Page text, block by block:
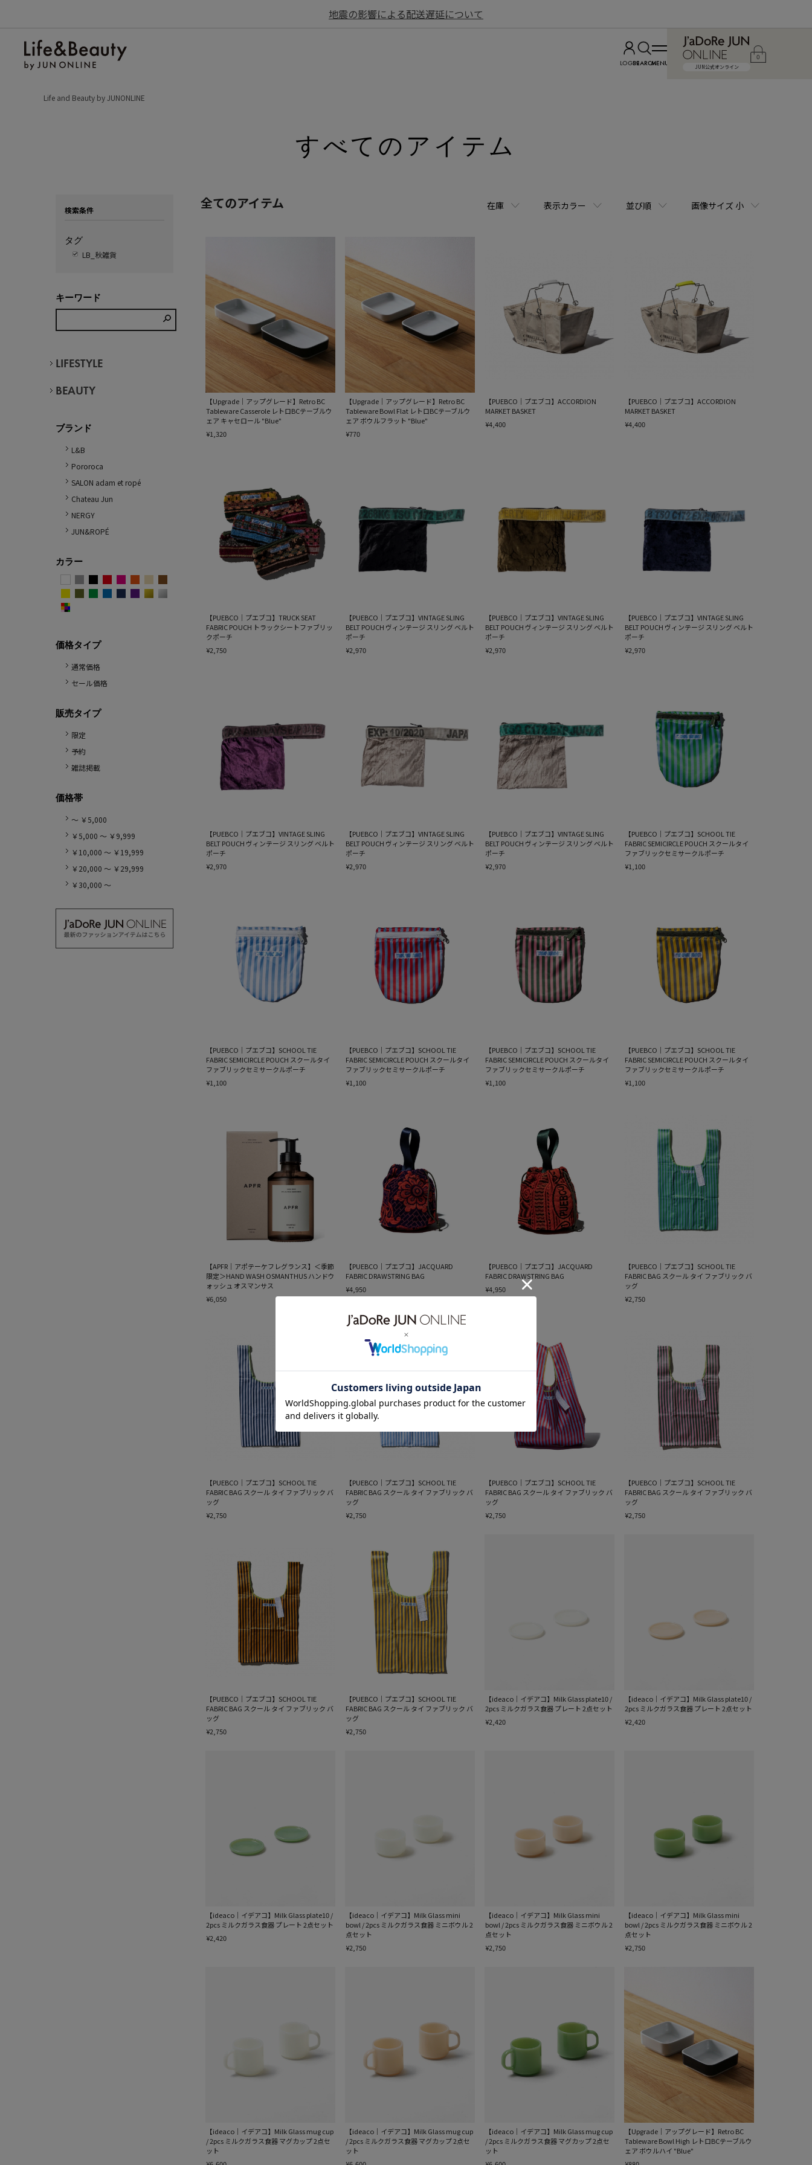
地震の影響による配送遅延について
LOGINSEARCHMENU JUN公式オンライン
0
Life and Beauty by JUNONLINE
すべてのアイテム
検索条件
タグ
LB_秋雑貨
キーワード
LIFESTYLE
BEAUTY
ブランド
L&B
Pororoca
SALON adam et ropé
Chateau Jun
NERGY
JUN&ROPÉ
カラー
価格タイプ
通常価格
セール価格
販売タイプ
限定
予約
雑誌掲載
価格帯
～ ￥5,000
￥5,000 ～ ￥9,999
￥10,000 ～ ￥19,999
￥20,000 ～ ￥29,999
￥30,000 ～
全てのアイテム 在庫 表示カラー 並び順 画像サイズ 小
【Upgrade｜アップグレード】Retro BC
Tableware Casserole レトロBCテーブルウ
ェア キャセロール "Blue"
¥1,320
【Upgrade｜アップグレード】Retro BC
Tableware Bowl Flat レトロBCテーブルウ
ェア ボウルフラット "Blue"
¥770
【PUEBCO｜プエブコ】ACCORDION
MARKET BASKET
¥4,400
【PUEBCO｜プエブコ】ACCORDION
MARKET BASKET
¥4,400
【PUEBCO｜プエブコ】TRUCK SEAT
FABRIC POUCH トラックシートファブリッ
クポーチ
¥2,750
【PUEBCO｜プエブコ】VINTAGE SLING
BELT POUCH ヴィンテージ スリング ベルト
ポーチ
¥2,970
【PUEBCO｜プエブコ】VINTAGE SLING
BELT POUCH ヴィンテージ スリング ベルト
ポーチ
¥2,970
【PUEBCO｜プエブコ】VINTAGE SLING
BELT POUCH ヴィンテージ スリング ベルト
ポーチ
¥2,970
【PUEBCO｜プエブコ】VINTAGE SLING
BELT POUCH ヴィンテージ スリング ベルト
ポーチ
¥2,970
【PUEBCO｜プエブコ】VINTAGE SLING
BELT POUCH ヴィンテージ スリング ベルト
ポーチ
¥2,970
【PUEBCO｜プエブコ】VINTAGE SLING
BELT POUCH ヴィンテージ スリング ベルト
ポーチ
¥2,970
【PUEBCO｜プエブコ】SCHOOL TIE
FABRIC SEMICIRCLE POUCH スクールタイ
ファブリックセミサークルポーチ
¥1,100
【PUEBCO｜プエブコ】SCHOOL TIE
FABRIC SEMICIRCLE POUCH スクールタイ
ファブリックセミサークルポーチ
¥1,100
【PUEBCO｜プエブコ】SCHOOL TIE
FABRIC SEMICIRCLE POUCH スクールタイ
ファブリックセミサークルポーチ
¥1,100
【PUEBCO｜プエブコ】SCHOOL TIE
FABRIC SEMICIRCLE POUCH スクールタイ
ファブリックセミサークルポーチ
¥1,100
【PUEBCO｜プエブコ】SCHOOL TIE
FABRIC SEMICIRCLE POUCH スクールタイ
ファブリックセミサークルポーチ
¥1,100
【APFR｜アポテーケフレグランス】＜季節
限定＞HAND WASH OSMANTHUS ハンドウ
ォッシュ オスマンサス
¥6,050
【PUEBCO｜プエブコ】JACQUARD
FABRIC DRAWSTRING BAG
¥4,950
【PUEBCO｜プエブコ】JACQUARD
FABRIC DRAWSTRING BAG
¥4,950
【PUEBCO｜プエブコ】SCHOOL TIE
FABRIC BAG スクール タイ ファブリック バ
ッグ
¥2,750
【PUEBCO｜プエブコ】SCHOOL TIE
FABRIC BAG スクール タイ ファブリック バ
ッグ
¥2,750
【PUEBCO｜プエブコ】SCHOOL TIE
FABRIC BAG スクール タイ ファブリック バ
ッグ
¥2,750
【PUEBCO｜プエブコ】SCHOOL TIE
FABRIC BAG スクール タイ ファブリック バ
ッグ
¥2,750
【PUEBCO｜プエブコ】SCHOOL TIE
FABRIC BAG スクール タイ ファブリック バ
ッグ
¥2,750
【PUEBCO｜プエブコ】SCHOOL TIE
FABRIC BAG スクール タイ ファブリック バ
ッグ
¥2,750
【PUEBCO｜プエブコ】SCHOOL TIE
FABRIC BAG スクール タイ ファブリック バ
ッグ
¥2,750
【ideaco｜イデアコ】Milk Glass plate10 /
2pcs ミルクガラス食器 プレート 2点セット
¥2,420
【ideaco｜イデアコ】Milk Glass plate10 /
2pcs ミルクガラス食器 プレート 2点セット
¥2,420
【ideaco｜イデアコ】Milk Glass plate10 /
2pcs ミルクガラス食器 プレート 2点セット
¥2,420
【ideaco｜イデアコ】Milk Glass mini
bowl / 2pcs ミルクガラス食器 ミニボウル 2
点セット
¥2,750
【ideaco｜イデアコ】Milk Glass mini
bowl / 2pcs ミルクガラス食器 ミニボウル 2
点セット
¥2,750
【ideaco｜イデアコ】Milk Glass mini
bowl / 2pcs ミルクガラス食器 ミニボウル 2
点セット
¥2,750
【ideaco｜イデアコ】Milk Glass mug cup
/ 2pcs ミルクガラス食器 マグカップ 2点セ
ット
【ideaco｜イデアコ】Milk Glass mug cup
/ 2pcs ミルクガラス食器 マグカップ 2点セ
ット
【ideaco｜イデアコ】Milk Glass mug cup
/ 2pcs ミルクガラス食器 マグカップ 2点セ
ット
【Upgrade｜アップグレード】Retro BC
Tableware Bowl High レトロBCテーブルウ
ェア ボウルハイ "Blue"